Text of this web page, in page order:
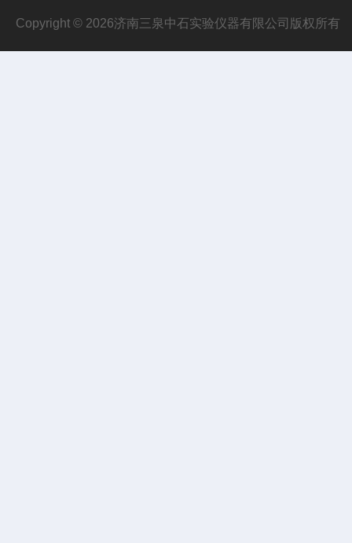
Copyright © 2026济南三泉中石实验仪器有限公司版权所有